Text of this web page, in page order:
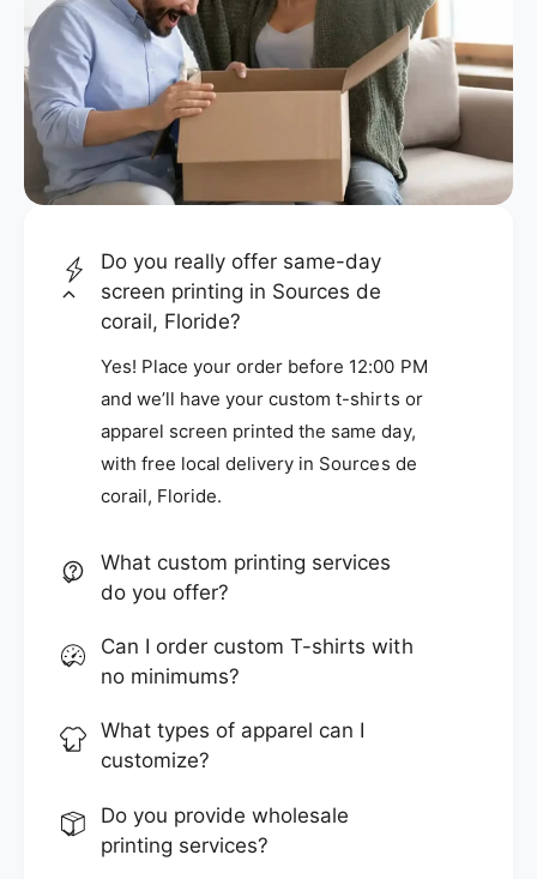
Do you really offer same-day
screen printing in Sources de
corail, Floride?
Yes! Place your order before 12:00 PM
and we’ll have your custom t-shirts or
apparel screen printed the same day,
with free local delivery in Sources de
corail, Floride.
What custom printing services
do you offer?
Can I order custom T-shirts with
no minimums?
What types of apparel can I
customize?
Do you provide wholesale
printing services?